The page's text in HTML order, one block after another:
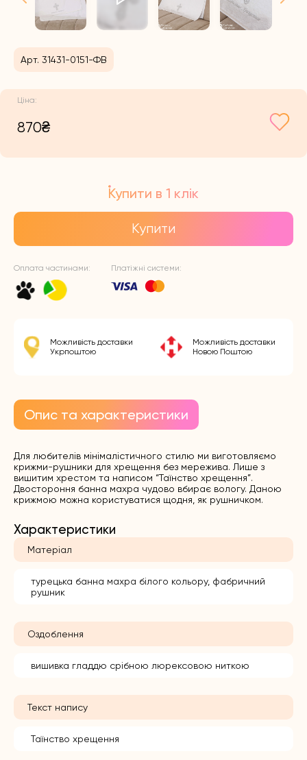
Арт. 31431-0151-ФВ
870₴
Купити в 1 клік
Купити
Оплата частинами: Платіжні системи:
Можливість доставки
Укрпоштою
Можливість доставки
Новою Поштою
Опис та характеристики
Для любителів мінімалістичного стилю ми виготовляємо
крижми-рушники для хрещення без мережива. Лише з
вишитим хрестом та написом “Таїнство хрещення”.
Двостороння банна махра чудово вбирає вологу. Даною
крижмою можна користуватися щодня, як рушничком.
Характеристики
Матеріал
турецька банна махра білого кольору, фабричний
рушник
Оздоблення
вишивка гладдю срібною люрексовою ниткою
Текст напису
Таїнство хрещення